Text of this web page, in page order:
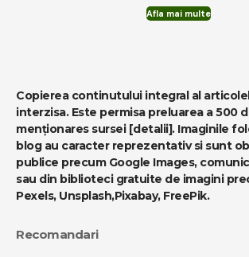
Afla mai multe
Copierea continutului integral al
interzisa. Este permisa preluarea a 500
menționares sursei [detalii]. Imaginile
blog au caracter reprezentativ si sunt
publice precum Google Images,
sau din biblioteci gratuite de imagini
Pexels, Unsplash,Pixabay, FreePik.
Recomandari